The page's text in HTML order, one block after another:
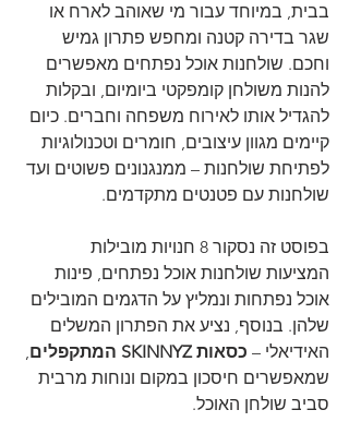
בבית, במיוחד עבור מי שאוהב לארח או
שגר בדירה קטנה ומחפש פתרון גמיש
וחכם. שולחנות אוכל נפתחים מאפשרים
להנות משולחן קומפקטי ביומיום, ובקלות
להגדיל אותו לאירוח משפחה וחברים. כיום
קיימים מגוון עיצובים, חומרים וטכנולוגיות
לפתיחת שולחנות – ממנגנונים פשוטים ועד
שולחנות עם פטנטים מתקדמים.
בפוסט זה נסקור 8 חנויות מובילות
המציעות שולחנות אוכל נפתחים, פינות
אוכל נפתחות ונמליץ על הדגמים המובילים
שלהן. בנוסף, נציע את הפתרון המשלים
האידיאלי – כסאות SKINNYZ המתקפלים
,
שמאפשרים חיסכון במקום ונוחות מרבית
סביב שולחן האוכל.